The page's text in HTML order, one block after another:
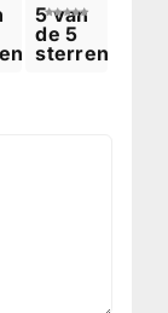
5 van
de 5
sterren